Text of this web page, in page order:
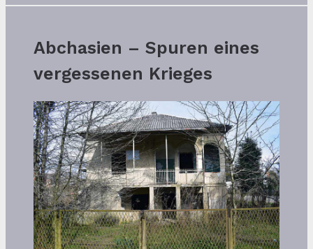
Abchasien – Spuren eines
vergessenen Krieges